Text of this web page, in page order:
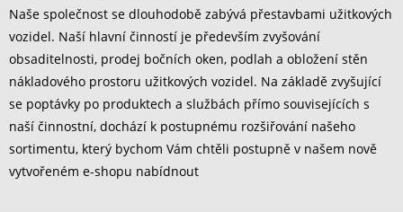
Naše společnost se dlouhodobě zabývá přestavbami užitkových
vozidel. Naší hlavní činností je především zvyšování
obsaditelnosti, prodej bočních oken, podlah a obložení stěn
nákladového prostoru užitkových vozidel. Na základě zvyšující
se poptávky po produktech a službách přímo souvisejících s
naší činnostní, dochází k postupnému rozšiřování našeho
sortimentu, který bychom Vám chtěli postupně v našem nově
vytvořeném e-shopu nabídnout